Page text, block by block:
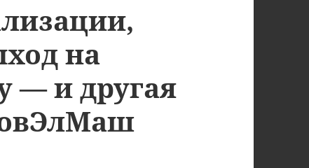
на
— и другая